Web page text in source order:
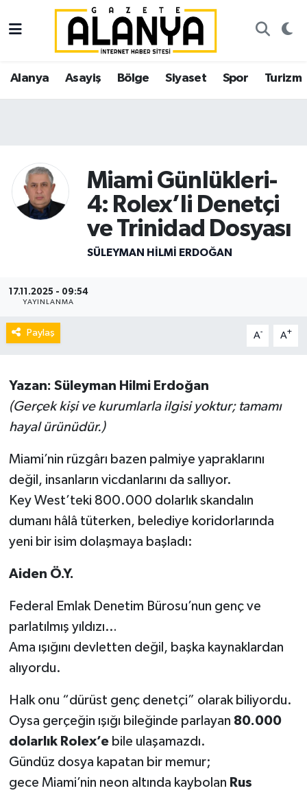
Alanya Asayiş Bölge Siyaset Spor Turizm
Miami Günlükleri-
4: Rolex’li Denetçi
ve Trinidad Dosyası
SÜLEYMAN HILMI ERDOĞAN
17.11.2025 - 09:54
YAYINLANMA
Paylaş A- A+
Yazan: Süleyman Hilmi Erdoğan
(Gerçek kişi ve kurumlarla ilgisi yoktur; tamamı
hayal ürünüdür.)
Miami’nin rüzgârı bazen palmiye yapraklarını
değil, insanların vicdanlarını da sallıyor.
Key West’teki 800.000 dolarlık skandalın
dumanı hâlâ tüterken, belediye koridorlarında
yeni bir isim dolaşmaya başladı:
Aiden Ö.Y.
Federal Emlak Denetim Bürosu’nun genç ve
parlatılmış yıldızı…
Ama ışığını devletten değil, başka kaynaklardan
alıyordu.
Halk onu “dürüst genç denetçi” olarak biliyordu.
Oysa gerçeğin ışığı bileğinde parlayan 80.000
dolarlık Rolex’ebile ulaşamazdı.
Gündüz dosya kapatan bir memur;
gece Miami’nin neon altında kaybolan Rus
Alanya
Asayiş
Spor
Gazipaşa
İstanbul Nöbetçi Eczaneler
İstanbul Hava Durumu
Tüm Manşetler
Son Dakika Haberleri